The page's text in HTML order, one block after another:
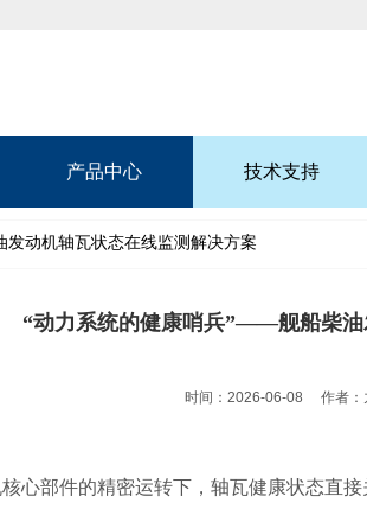
产品中心 技术支持
动机轴瓦状态在线监测解决方案
“动力系统的健康哨兵”——舰船柴
时间：2026-06-08 作者：
心部件的精密运转下，轴瓦健康状态直